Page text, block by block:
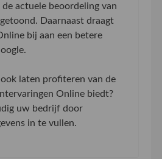
actuele beoordeling van
Daarnaast draagt
bij aan een betere
laten profiteren van de
Online biedt?
uw bedrijf door
in te vullen.